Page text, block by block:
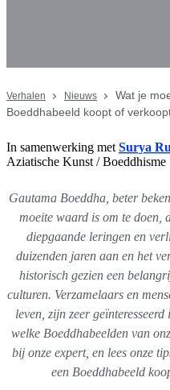
Verhalen Nieuws
Wat je
Boeddhabeeld koopt of
In samenwerking met Surya
Aziatische Kunst / Boeddhisme
Gautama Boeddha, beter
moeite waard is om te doen,
diepgaande leringen en
duizenden jaren aan en het
historisch gezien een
culturen. Verzamelaars en
leven, zijn zeer
welke Boeddhabeelden van
bij onze expert, en lees onze
een Boeddhabeeld